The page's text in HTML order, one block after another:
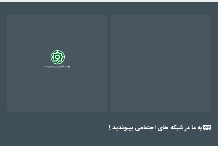
به ما در شبکه های اجتماعی بپیوندید !